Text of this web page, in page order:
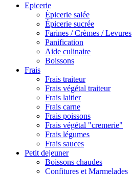
Epicerie
Épicerie salée
Épicerie sucrée
Farines / Crèmes / Levures
Panification
Aide culinaire
Boissons
Frais
Frais traiteur
Frais végétal traiteur
Frais laitier
Frais carne
Frais poissons
Frais végétal "cremerie"
Frais légumes
Frais sauces
Petit dejeuner
Boissons chaudes
Confitures et Marmelades